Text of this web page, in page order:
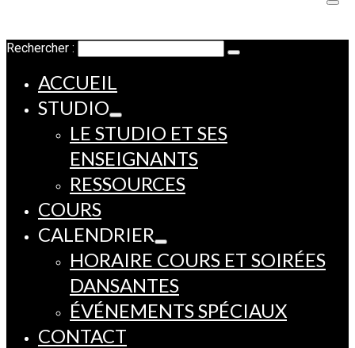
Rechercher :
ACCUEIL
STUDIO
LE STUDIO ET SES
ENSEIGNANTS
RESSOURCES
COURS
CALENDRIER
HORAIRE COURS ET SOIRÉES
DANSANTES
ÉVÉNEMENTS SPÉCIAUX
CONTACT